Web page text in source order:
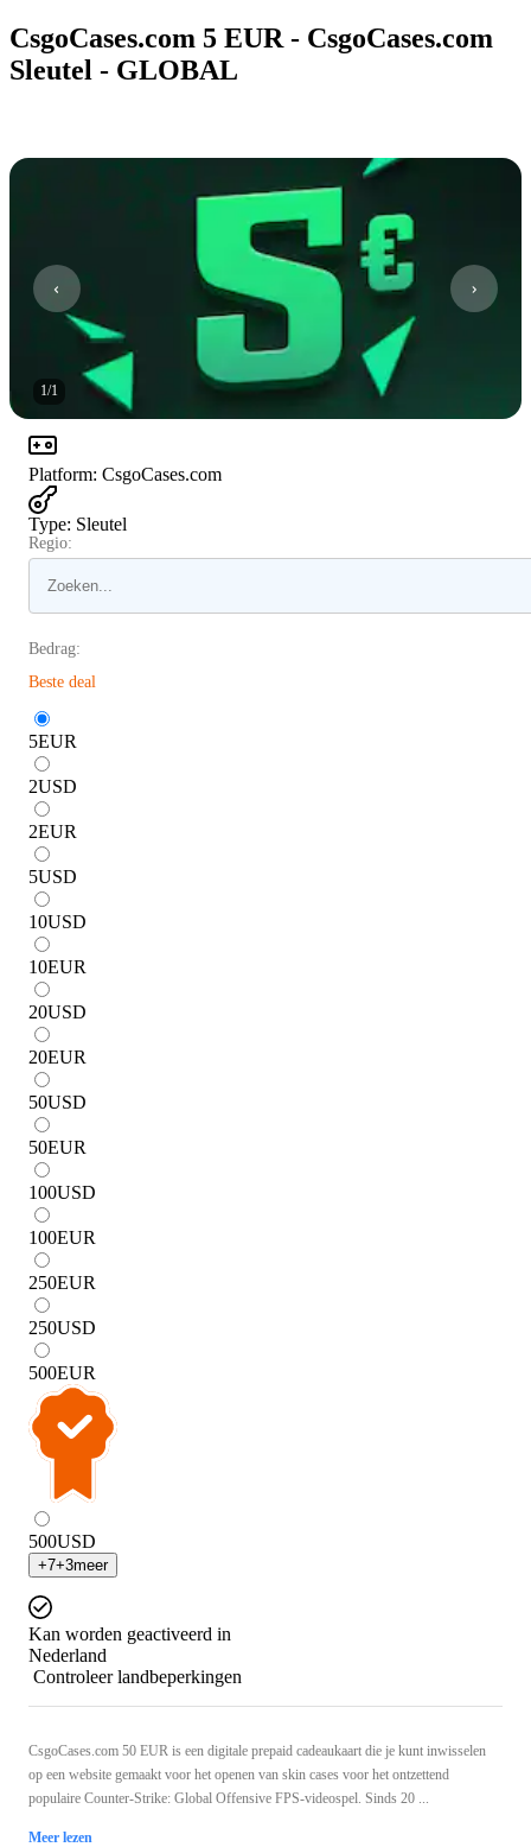
CsgoCases.com 5 EUR - CsgoCases.com
Sleutel - GLOBAL
1/1
Platform: CsgoCases.com
Type: Sleutel
Regio:
Bedrag:
Beste deal
5EUR
2USD
2EUR
5USD
10USD
10EUR
20USD
20EUR
50USD
50EUR
100USD
100EUR
250EUR
250USD
500EUR
500USD
+7+3meer
Kan worden geactiveerd in
Nederland
Controleer landbeperkingen
CsgoCases.com 50 EUR is een digitale prepaid cadeaukaart die je kunt inwisselen
op een website gemaakt voor het openen van skin cases voor het ontzettend
populaire Counter-Strike: Global Offensive FPS-videospel. Sinds 20 ...
Meer lezen